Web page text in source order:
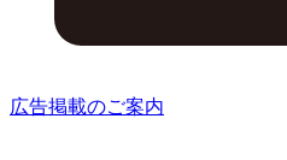
広告掲載のご案内